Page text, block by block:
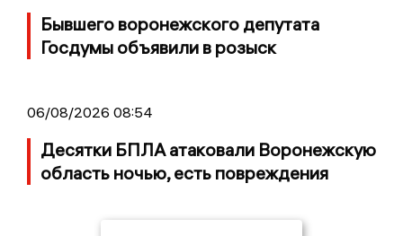
Бывшего воронежского депутата
Госдумы объявили в розыск
06/08/2026 08:54
Десятки БПЛА атаковали Воронежскую
область ночью, есть повреждения